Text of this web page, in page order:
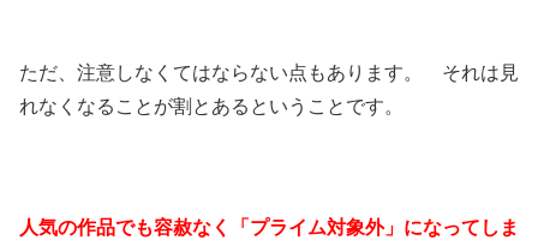
ただ、注意しなくてはならない点もあります。 それは見
れなくなることが割とあるということです。
人気の作品でも容赦なく「プライム対象外」になってしま